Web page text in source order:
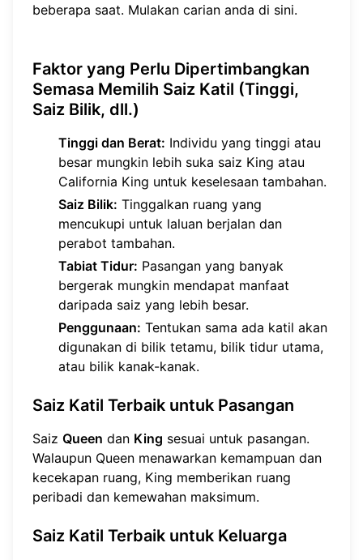
beberapa saat. Mulakan carian anda di sini.
Faktor yang Perlu Dipertimbangkan
Semasa Memilih Saiz Katil (Tinggi,
Saiz Bilik, dll.)
Tinggi dan Berat: Individu yang tinggi atau
besar mungkin lebih suka saiz King atau
California King untuk keselesaan tambahan.
Saiz Bilik: Tinggalkan ruang yang
mencukupi untuk laluan berjalan dan
perabot tambahan.
Tabiat Tidur: Pasangan yang banyak
bergerak mungkin mendapat manfaat
daripada saiz yang lebih besar.
Penggunaan: Tentukan sama ada katil akan
digunakan di bilik tetamu, bilik tidur utama,
atau bilik kanak-kanak.
Saiz Katil Terbaik untuk Pasangan
Saiz Queen dan King sesuai untuk pasangan.
Walaupun Queen menawarkan kemampuan dan
kecekapan ruang, King memberikan ruang
peribadi dan kemewahan maksimum.
Saiz Katil Terbaik untuk Keluarga